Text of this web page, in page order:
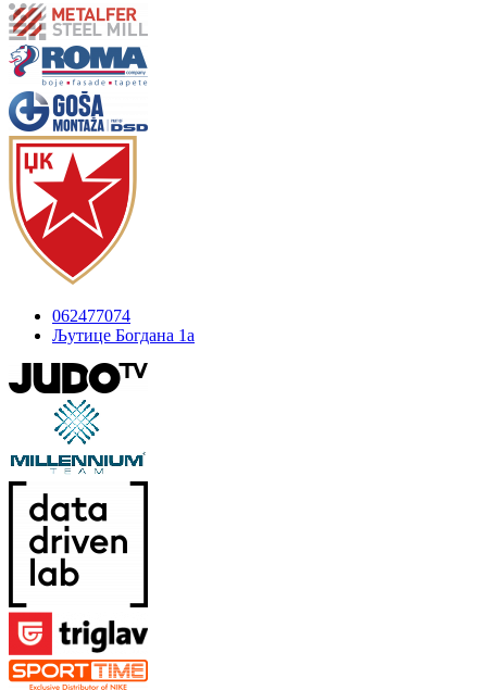
062477074
Љутице Богдана 1а